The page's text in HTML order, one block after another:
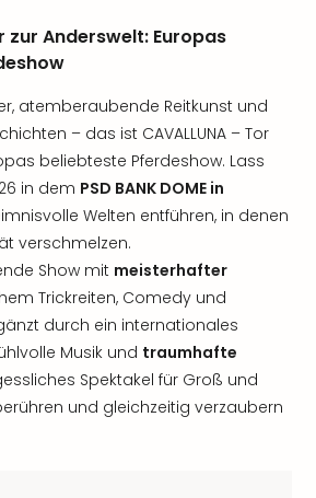
zur Anderswelt: Europas
atemberaubende Reitkunst und
– das ist CAVALLUNA – Tor
beliebteste Pferdeshow. Lass
in dem PSD BANK DOME in
Welten entführen, in denen
verschmelzen.
Show mit meisterhafter
Trickreiten, Comedy und
durch ein internationales
Musik und traumhafte
Spektakel für Groß und
und gleichzeitig verzaubern